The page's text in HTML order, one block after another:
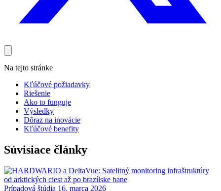
Na tejto stránke
Kľúčové požiadavky
Riešenie
Ako to funguje
Výsledky
Dôraz na inovácie
Kľúčové benefity
Súvisiace články
Prípadová štúdia 16. marca 2026